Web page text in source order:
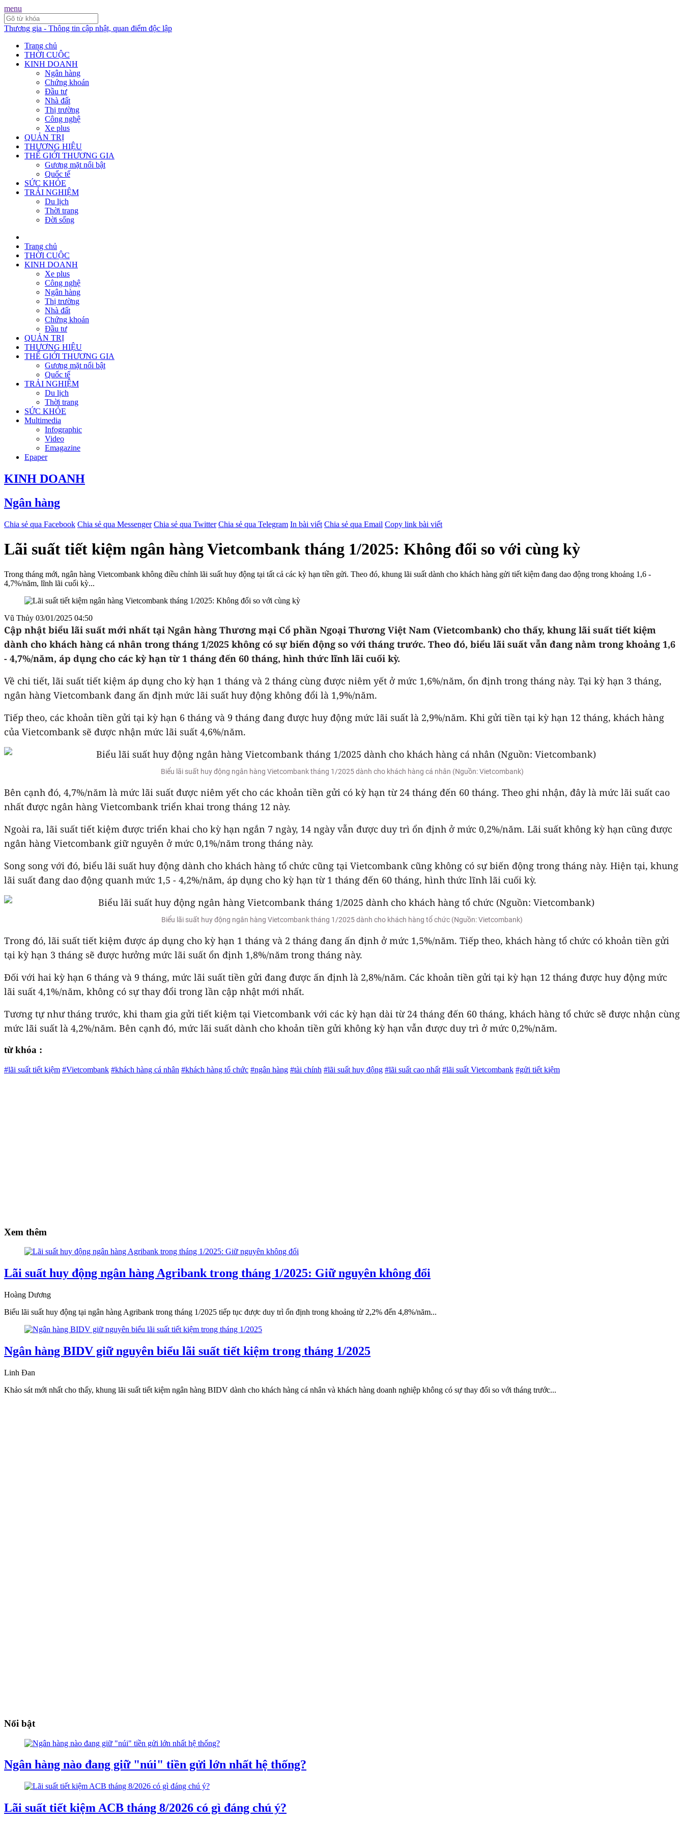
menu
Thương gia - Thông tin cập nhật, quan điểm độc lập
Trang chủ
THỜI CUỘC
KINH DOANH
Ngân hàng
Chứng khoán
Đầu tư
Nhà đất
Thị trường
Công nghệ
Xe plus
QUẢN TRỊ
THƯƠNG HIỆU
THẾ GIỚI THƯƠNG GIA
Gương mặt nổi bật
Quốc tế
SỨC KHỎE
TRẢI NGHIỆM
Du lịch
Thời trang
Đời sống
Trang chủ
THỜI CUỘC
KINH DOANH
Xe plus
Công nghệ
Ngân hàng
Thị trường
Nhà đất
Chứng khoán
Đầu tư
QUẢN TRỊ
THƯƠNG HIỆU
THẾ GIỚI THƯƠNG GIA
Gương mặt nổi bật
Quốc tế
TRẢI NGHIỆM
Du lịch
Thời trang
SỨC KHỎE
Multimedia
Infographic
Video
Emagazine
Epaper
KINH DOANH
Ngân hàng
Chia sẻ qua Facebook Chia sẻ qua Messenger Chia sẻ qua Twitter Chia sẻ qua Telegram In bài viết Chia sẻ qua Email Copy link bài viết
Lãi suất tiết kiệm ngân hàng Vietcombank tháng 1/2025: Không đổi so với cùng kỳ
Trong tháng mới, ngân hàng Vietcombank không điều chỉnh lãi suất huy động tại tất cả các kỳ hạn tiền gửi. Theo đó, khung lãi suất dành cho khách hàng gửi tiết kiệm đang dao động trong khoảng 1,6 -
4,7%/năm, lĩnh lãi cuối kỳ...
Vũ Thủy 03/01/2025 04:50
Cập nhật biểu lãi suất mới nhất tại Ngân hàng Thương mại Cổ phần Ngoại Thương Việt Nam (Vietcombank) cho thấy, khung lãi suất tiết kiệm
dành cho khách hàng cá nhân trong tháng 1/2025 không có sự biến động so với tháng trước. Theo đó, biểu lãi suất vẫn đang nằm trong khoảng 1,6
- 4,7%/năm, áp dụng cho các kỳ hạn từ 1 tháng đến 60 tháng, hình thức lĩnh lãi cuối kỳ.
Về chi tiết, lãi suất tiết kiệm áp dụng cho kỳ hạn 1 tháng và 2 tháng cùng được niêm yết ở mức 1,6%/năm, ổn định trong tháng này. Tại kỳ hạn 3 tháng,
ngân hàng Vietcombank đang ấn định mức lãi suất huy động không đổi là 1,9%/năm.
Tiếp theo, các khoản tiền gửi tại kỳ hạn 6 tháng và 9 tháng đang được huy động mức lãi suất là ​​2,9%/năm. Khi gửi tiền tại kỳ hạn 12 tháng, khách hàng
của Vietcombank sẽ được nhận mức lãi suất 4,6%/năm.
Biểu lãi suất huy động ngân hàng Vietcombank tháng 1/2025 dành cho khách hàng cá nhân (Nguồn: Vietcombank)
Bên cạnh đó, 4,7%/năm là mức lãi suất được niêm yết cho các khoản tiền gửi có kỳ hạn từ 24 tháng đến 60 tháng. Theo ghi nhận, đây là mức lãi suất cao
nhất được ngân hàng Vietcombank triển khai trong tháng 12 này.
Ngoài ra, lãi suất tiết kiệm được triển khai cho kỳ hạn ngắn 7 ngày, 14 ngày vẫn được duy trì ổn định ở mức 0,2%/năm. Lãi suất không kỳ hạn cũng được
ngân hàng Vietcombank giữ nguyên ở mức 0,1%/năm trong tháng này.
Song song với đó, biểu lãi suất huy động dành cho khách hàng tổ chức cũng tại Vietcombank cũng không có sự biến động trong tháng này. Hiện tại, khung
lãi suất đang dao động quanh mức 1,5 - 4,2%/năm, áp dụng cho kỳ hạn từ 1 tháng đến 60 tháng, hình thức lĩnh lãi cuối kỳ.
Biểu lãi suất huy động ngân hàng Vietcombank tháng 1/2025 dành cho khách hàng tổ chức (Nguồn: Vietcombank)
Trong đó, lãi suất tiết kiệm được áp dụng cho kỳ hạn 1 tháng và 2 tháng đang ấn định ở mức 1,5%/năm. Tiếp theo, khách hàng tổ chức có khoản tiền gửi
tại kỳ hạn 3 tháng sẽ được hưởng mức lãi suất ổn định 1,8%/năm trong tháng này.
Đối với hai kỳ hạn 6 tháng và 9 tháng, mức lãi suất tiền gửi đang được ấn định là 2,8%/năm. Các khoản tiền gửi tại kỳ hạn 12 tháng được huy động mức
lãi suất 4,1%/năm, không có sự thay đổi trong lần cập nhật mới nhất.
Tương tự như tháng trước, khi tham gia gửi tiết kiệm tại Vietcombank với các kỳ hạn dài từ 24 tháng đến 60 tháng, khách hàng tổ chức sẽ được nhận cùng
mức lãi suất là 4,2%/năm. Bên cạnh đó, mức lãi suất dành cho khoản tiền gửi không kỳ hạn vẫn được duy trì ở mức 0,2%/năm.
từ khóa :
#lãi suất tiết kiệm #Vietcombank #khách hàng cá nhân #khách hàng tổ chức #ngân hàng #tài chính #lãi suất huy động #lãi suất cao nhất #lãi suất Vietcombank #gửi tiết kiệm
Xem thêm
Lãi suất huy động ngân hàng Agribank trong tháng 1/2025: Giữ nguyên không đổi
Hoàng Dương
Biểu lãi suất huy động tại ngân hàng Agribank trong tháng 1/2025 tiếp tục được duy trì ổn định trong khoảng từ 2,2% đến 4,8%/năm...
Ngân hàng BIDV giữ nguyên biểu lãi suất tiết kiệm trong tháng 1/2025
Linh Đan
Khảo sát mới nhất cho thấy, khung lãi suất tiết kiệm ngân hàng BIDV dành cho khách hàng cá nhân và khách hàng doanh nghiệp không có sự thay đổi so với tháng trước...
Nổi bật
Ngân hàng nào đang giữ "núi" tiền gửi lớn nhất hệ thống?
Lãi suất tiết kiệm ACB tháng 8/2026 có gì đáng chú ý?